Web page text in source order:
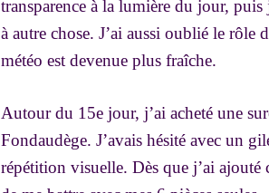
transparence à la lumière du jour, puis
à autre chose. J’ai aussi oublié le rôle
météo est devenue plus fraîche.
Autour du 15e jour, j’ai acheté une
Fondaudège. J’avais hésité avec un
répétition visuelle. Dès que j’ai ajouté